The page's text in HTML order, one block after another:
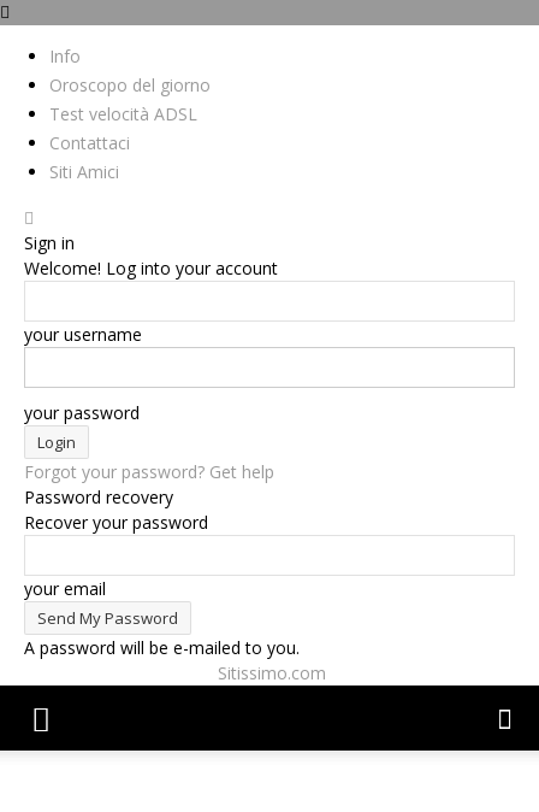
Info
Oroscopo del giorno
Test velocità ADSL
Contattaci
Siti Amici
Sign in
Welcome! Log into your account
your username
your password
Forgot your password? Get help
Password recovery
Recover your password
your email
A password will be e-mailed to you.
Sitissimo.com